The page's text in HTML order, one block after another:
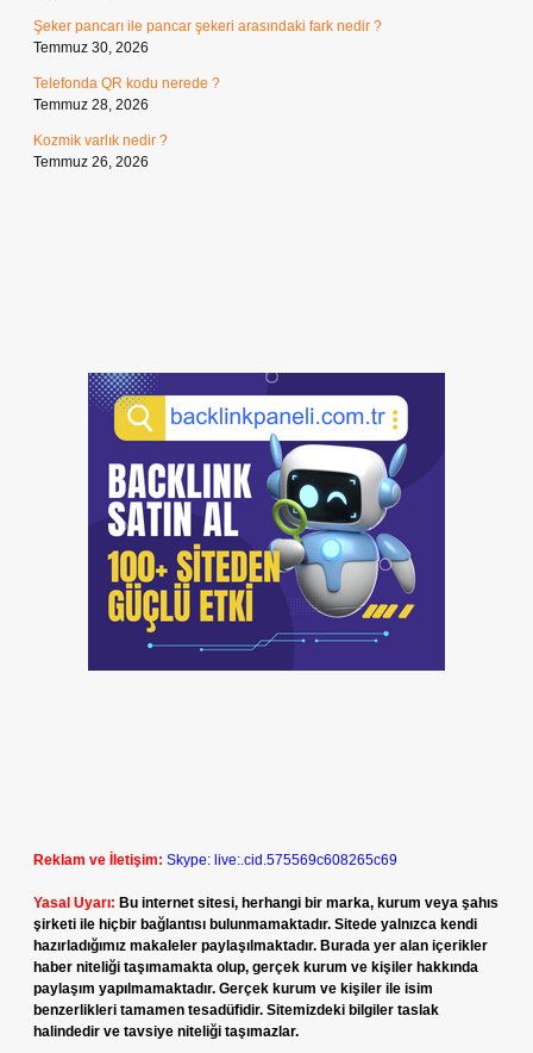
Şeker pancarı ile pancar şekeri arasındaki fark nedir ?
Temmuz 30, 2026
Telefonda QR kodu nerede ?
Temmuz 28, 2026
Kozmik varlık nedir ?
Temmuz 26, 2026
Reklam ve İletişim: Skype: live:.cid.575569c608265c69
Yasal Uyarı: Bu internet sitesi, herhangi bir marka, kurum veya şahıs
şirketi ile hiçbir bağlantısı bulunmamaktadır. Sitede yalnızca kendi
hazırladığımız makaleler paylaşılmaktadır. Burada yer alan içerikler
haber niteliği taşımamakta olup, gerçek kurum ve kişiler hakkında
paylaşım yapılmamaktadır. Gerçek kurum ve kişiler ile isim
benzerlikleri tamamen tesadüfidir. Sitemizdeki bilgiler taslak
halindedir ve tavsiye niteliği taşımazlar.